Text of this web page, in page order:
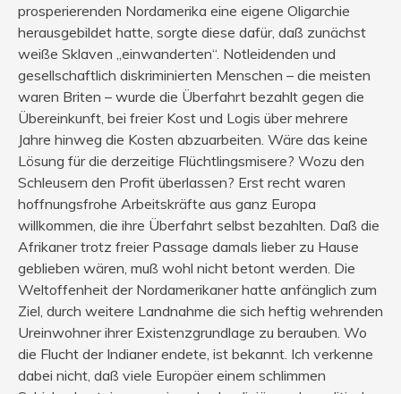
prosperierenden Nordamerika eine eigene Oligarchie
herausgebildet hatte, sorgte diese dafür, daß zunächst
weiße Sklaven „einwanderten“. Notleidenden und
gesellschaftlich diskriminierten Menschen – die meisten
waren Briten – wurde die Überfahrt bezahlt gegen die
Übereinkunft, bei freier Kost und Logis über mehrere
Jahre hinweg die Kosten abzuarbeiten. Wäre das keine
Lösung für die derzeitige Flüchtlingsmisere? Wozu den
Schleusern den Profit überlassen? Erst recht waren
hoffnungsfrohe Arbeitskräfte aus ganz Europa
willkommen, die ihre Überfahrt selbst bezahlten. Daß die
Afrikaner trotz freier Passage damals lieber zu Hause
geblieben wären, muß wohl nicht betont werden. Die
Weltoffenheit der Nordamerikaner hatte anfänglich zum
Ziel, durch weitere Landnahme die sich heftig wehrenden
Ureinwohner ihrer Existenzgrundlage zu berauben. Wo
die Flucht der Indianer endete, ist bekannt. Ich verkenne
dabei nicht, daß viele Europäer einem schlimmen